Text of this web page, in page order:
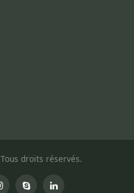
Tous droits réservés.